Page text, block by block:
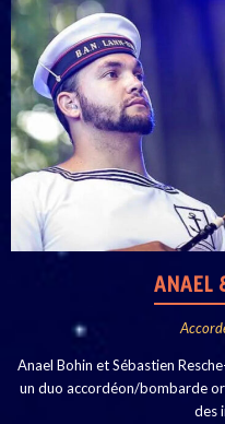
ANAEL
Anael Bohin et Sébastien
un duo accordéon/bombarde
des